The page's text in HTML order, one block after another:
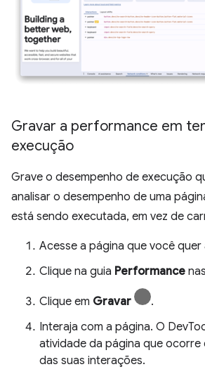
Gravar a performance em
execução
Grave o desempenho de execução
analisar o desempenho de uma
está sendo executada, em vez de
Acesse a página que você quer
Clique na guia Performance
Clique em Gravar
.
Interaja com a página. O
atividade da página que ocorre
das suas interações.